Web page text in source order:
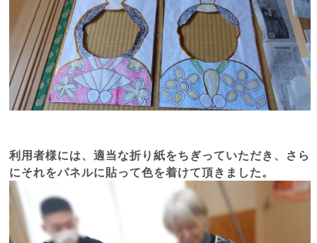
利用者様には、適当な折り紙をちぎっていただき、さら
にそれをパネルに貼って色を着けて頂きました。